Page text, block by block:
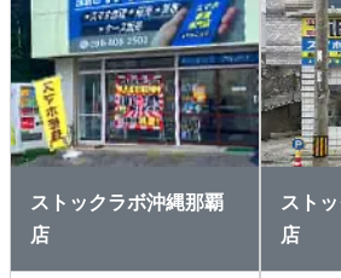
ストックラボ沖縄那覇
店
スト
店